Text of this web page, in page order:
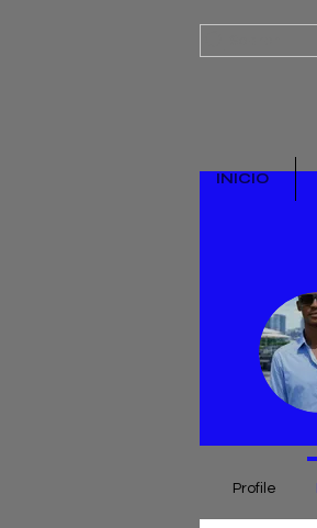
INICIO
Profile